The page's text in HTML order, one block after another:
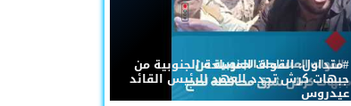
#متداول: القوات المسلحة الجنوبية من
جبهات كرش تجدد العهد للرئيس القائد
عيدروس